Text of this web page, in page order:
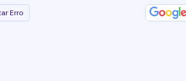
Erro